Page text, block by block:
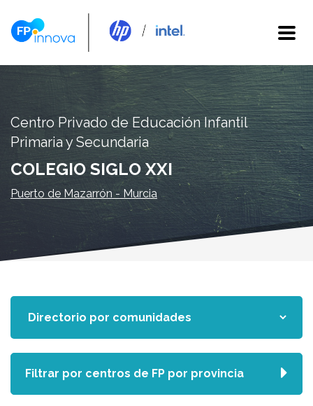
Centro Privado de Educación Infantil
Primaria y Secundaria
COLEGIO SIGLO XXI
Puerto de Mazarrón - Murcia
Filtrar por centros de FP por provincia